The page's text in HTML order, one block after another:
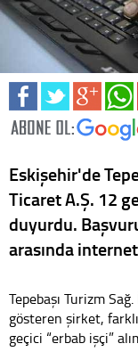
Eskişehir'de
Ticaret A.Ş. 12
duyurdu.
arasında
Tepebaşı Turizm
gösteren şirket,
geçici “erbab işçi”